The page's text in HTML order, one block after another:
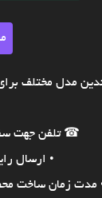
مدل مختلف برای
☎ تلفن جهت
• ارسال
مدت زمان ساخت محصولات 24 الی 72